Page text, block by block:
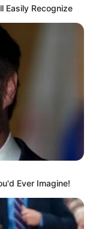
Easily Recognize
Ever Imagine!